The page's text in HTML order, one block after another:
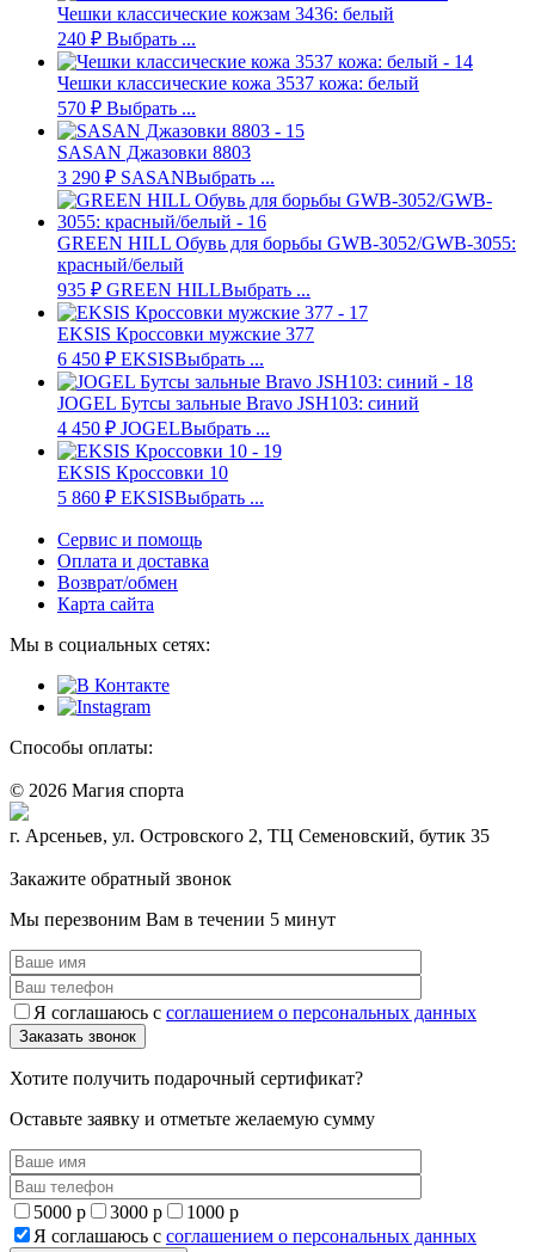
Чешки классические кожзам 3436: белый
240 ₽ Выбрать ...
Чешки классические кожа 3537 кожа: белый
570 ₽ Выбрать ...
SASAN Джазовки 8803
3 290 ₽ SASANВыбрать ...
GREEN HILL Обувь для борьбы GWB-3052/GWB-3055:
красный/белый
935 ₽ GREEN HILLВыбрать ...
EKSIS Кроссовки мужские 377
6 450 ₽ EKSISВыбрать ...
JOGEL Бутсы зальные Bravo JSH103: синий
4 450 ₽ JOGELВыбрать ...
EKSIS Кроссовки 10
5 860 ₽ EKSISВыбрать ...
Сервис и помощь
Оплата и доставка
Возврат/обмен
Карта сайта
Мы в социальных сетях:
Способы оплаты:
© 2026 Магия спорта
г. Арсеньев, ул. Островского 2, ТЦ Семеновский, бутик 35
Закажите обратный звонок
Мы перезвоним Вам в течении 5 минут
Я соглашаюсь с соглашением о персональных данных
Хотите получить подарочный сертификат?
Оставьте заявку и отметьте желаемую сумму
5000 р 3000 р
1000 р
Я соглашаюсь с соглашением о персональных данных